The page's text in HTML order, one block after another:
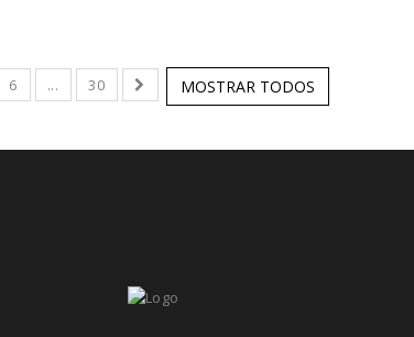
MOSTRAR TODOS
6 ... 30